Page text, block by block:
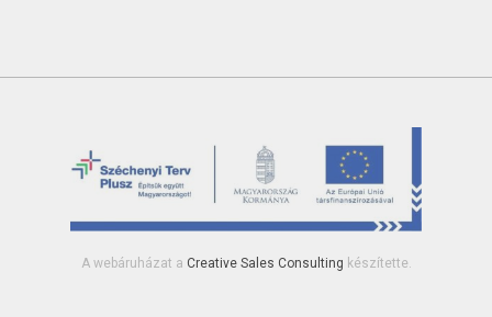
A webáruházat a Creative Sales Consulting készítette.